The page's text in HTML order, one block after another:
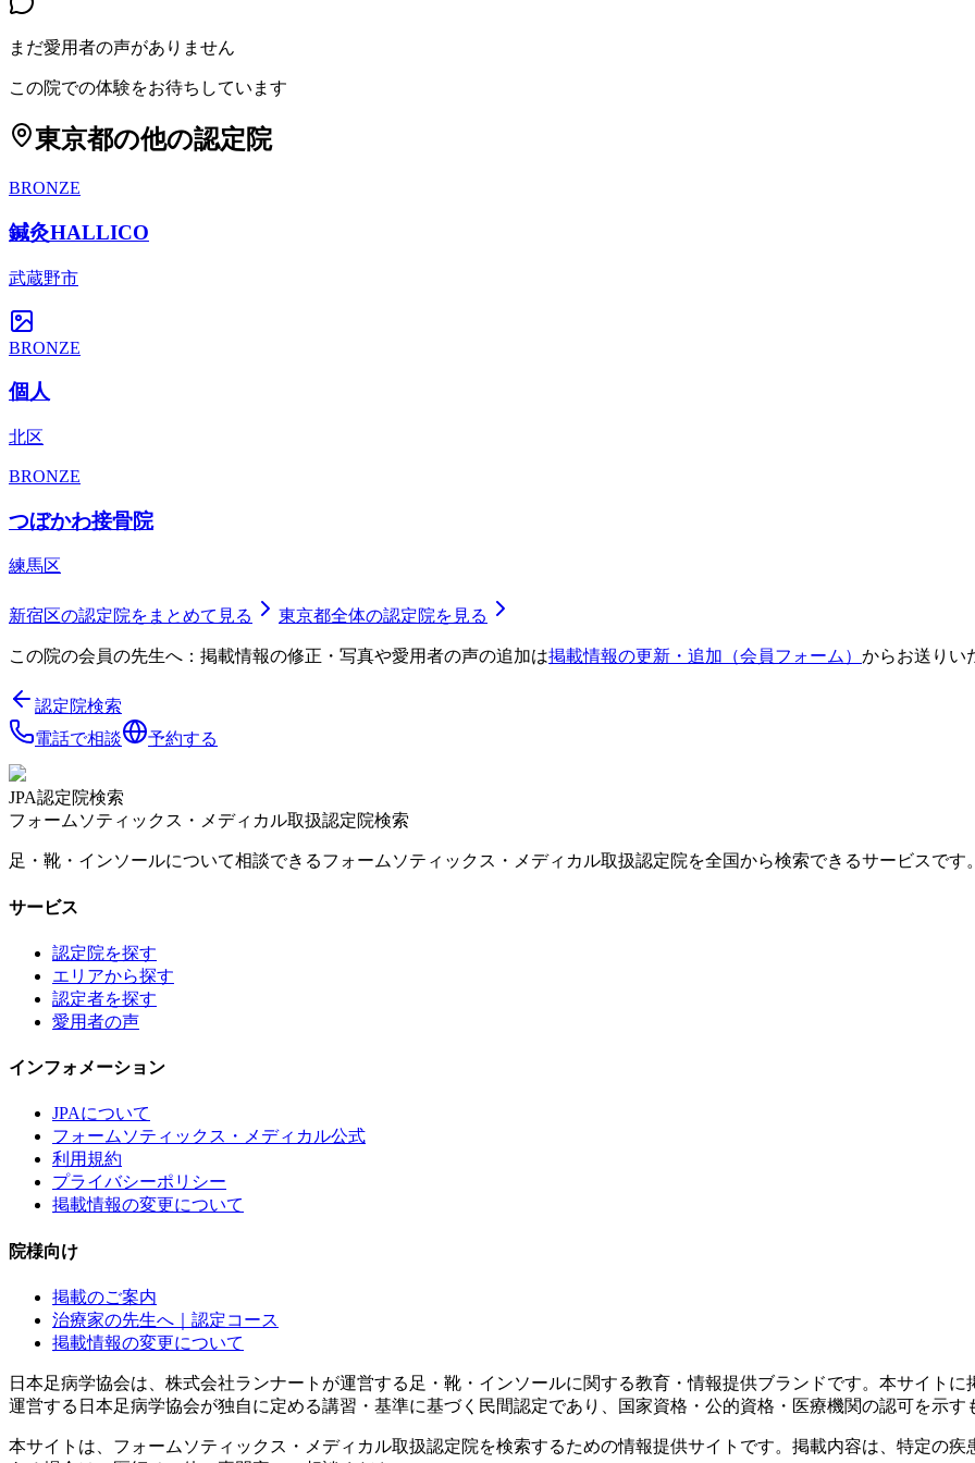
まだ愛用者の声がありません
この院での体験をお待ちしています
東京都の他の認定院
BRONZE
鍼灸HALLICO
武蔵野市
BRONZE
個人
北区
BRONZE
つぼかわ接骨院
練馬区
新宿区の認定院をまとめて見る 東京都全体の認定院を見る
この院の会員の先生へ：掲載情報の修正・写真や愛用者の声の追加は掲載情報の更新・追加（会員フォーム） からお送りい
認定院検索
電話で相談
予約する
JPA認定院検索
フォームソティックス・メディカル取扱認定院検索
足・靴・インソールについて相談できるフォームソティックス・メディカル取扱認定院を全国から検索できるサービスです。
サービス
認定院を探す
エリアから探す
認定者を探す
愛用者の声
インフォメーション
JPAについて
フォームソティックス・メディカル公式
利用規約
プライバシーポリシー
掲載情報の変更について
院様向け
掲載のご案内
治療家の先生へ｜認定コース
掲載情報の変更について
日本足病学協会は、株式会社ランナートが運営する足・靴・インソールに関する教育・情報提供ブランドです。本サイト
運営する日本足病学協会が独自に定める講習・基準に基づく民間認定であり、国家資格・公的資格・医療機関の認可を示す
本サイトは、フォームソティックス・メディカル取扱認定院を検索するための情報提供サイトです。掲載内容は、特定の